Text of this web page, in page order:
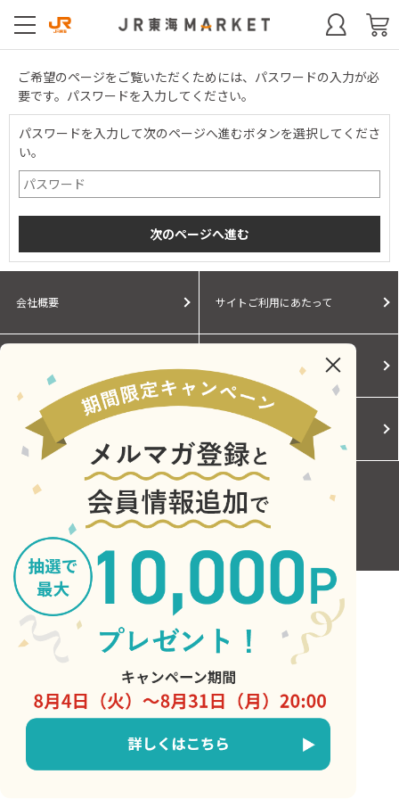
ご希望のページをご覧いただくためには、パスワードの入力が必
要です。パスワードを入力してください。
パスワードを入力して次のページへ進むボタンを選択してくださ
い。
会社概要 サイトご利用にあたって
Cookieポリシー ご利用規約
お問い合わせ
Copyright © Central Japan Railway Company. All Rights Reserved.